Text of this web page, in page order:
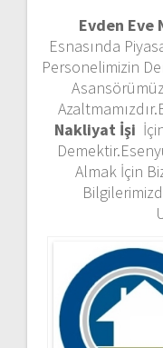
Evden
Esnasında
Personelimizin
Nakliyat İşi
Almak İçin